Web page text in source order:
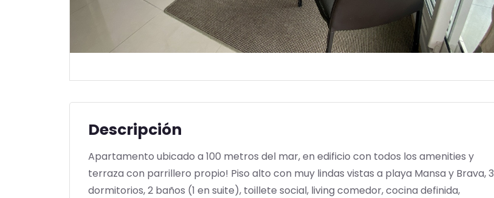
Descripción
Apartamento ubicado a 100 metros del mar, en edificio con todos los amenities y
terraza con parrillero propio! Piso alto con muy lindas vistas a playa Mansa y Brava, 3
dormitorios, 2 baños (1 en suite), toillete social, living comedor, cocina definida,